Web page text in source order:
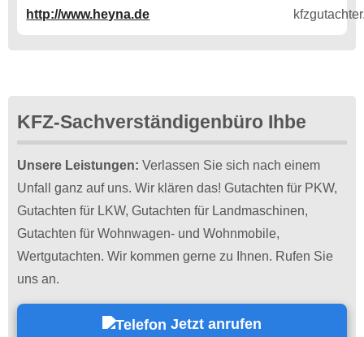
http://www.heyna.de
KFZ-Sachverständigenbüro Ihbe
Unsere Leistungen: Verlassen Sie sich nach einem
Unfall ganz auf uns. Wir klären das! Gutachten für PKW,
Gutachten für LKW, Gutachten für Landmaschinen,
Gutachten für Wohnwagen- und Wohnmobile,
Wertgutachten. Wir kommen gerne zu Ihnen. Rufen Sie
uns an.
Jetzt anrufen